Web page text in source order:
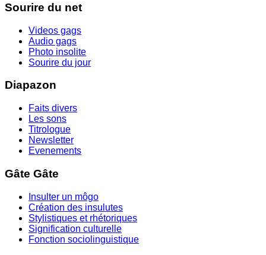
Sourire du net
Videos gags
Audio gags
Photo insolite
Sourire du jour
Diapazon
Faits divers
Les sons
Titrologue
Newsletter
Evenements
Gâte Gâte
Insulter un môgo
Création des insulutes
Stylistiques et rhétoriques
Signification culturelle
Fonction sociolinguistique